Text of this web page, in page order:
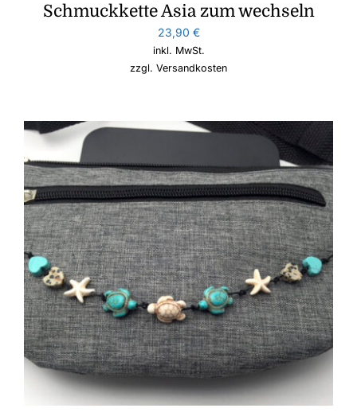
Schmuckkette Asia zum wechseln
23,90 €
inkl. MwSt.
zzgl. Versandkosten